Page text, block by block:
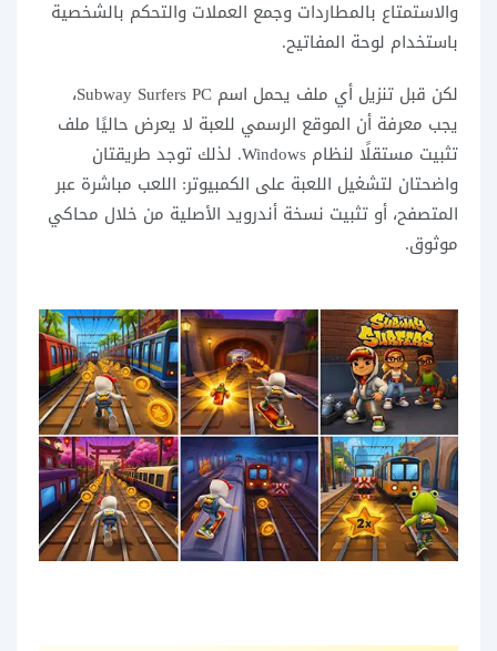
والاستمتاع بالمطاردات وجمع العملات والتحكم بالشخصية
باستخدام لوحة المفاتيح.
لكن قبل تنزيل أي ملف يحمل اسم Subway Surfers PC،
يجب معرفة أن الموقع الرسمي للعبة لا يعرض حاليًا ملف
تثبيت مستقلًا لنظام Windows. لذلك توجد طريقتان
واضحتان لتشغيل اللعبة على الكمبيوتر: اللعب مباشرة عبر
المتصفح، أو تثبيت نسخة أندرويد الأصلية من خلال محاكي
موثوق.